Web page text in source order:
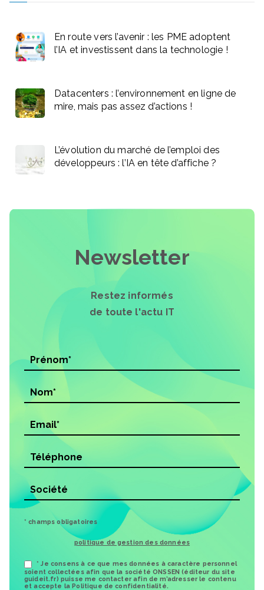
En route vers l’avenir : les PME adoptent
l’IA et investissent dans la technologie !
Datacenters : l’environnement en ligne de
mire, mais pas assez d’actions !
L’évolution du marché de l’emploi des
développeurs : l’IA en tête d’affiche ?
Newsletter
Restez informés
de toute l'actu IT
* champs obligatoires
politique de gestion des données
* Je consens à ce que mes données à caractère personnel
soient collectées afin que la société ONSSEN (éditeur du site
guideit.fr) puisse me contacter afin de m’adresser le contenu
et accepte la Politique de confidentialité.